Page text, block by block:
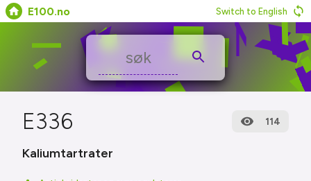
E100.no Switch to English
E336 114
Kaliumtartrater